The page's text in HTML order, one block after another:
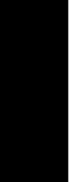
¿Qué
Michael
y
Este
y déjanos
son la